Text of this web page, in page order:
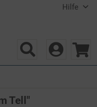
Hilfe
Tell"